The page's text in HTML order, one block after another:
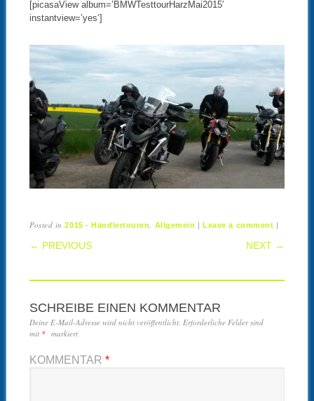
[picasaView album=’BMWTesttourHarzMai2015′
instantview=’yes‘]
Posted in2015 - Händlertouren, Allgemein |Leave a comment |
POST NAVIGATION
← PREVIOUS NEXT →
SCHREIBE EINEN KOMMENTAR
Deine E-Mail-Adresse wird nicht veröffentlicht. Erforderliche Felder sind
mit * markiert
KOMMENTAR *